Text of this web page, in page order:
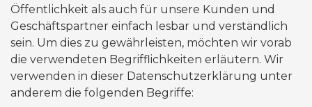
Öffentlichkeit als auch für unsere Kunden und
Geschäftspartner einfach lesbar und verständlich
sein. Um dies zu gewährleisten, möchten wir vorab
die verwendeten Begrifflichkeiten erläutern. Wir
verwenden in dieser Datenschutzerklärung unter
anderem die folgenden Begriffe: